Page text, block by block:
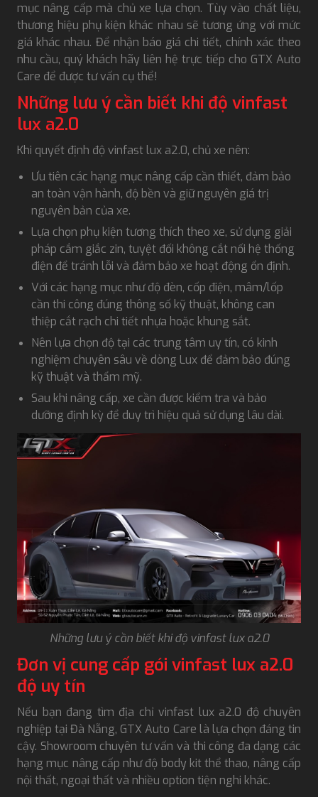
mục nâng cấp mà chủ xe lựa chọn. Tùy vào chất liệu,
thương hiệu phụ kiện khác nhau sẽ tương ứng với mức
giá khác nhau. Để nhận báo giá chi tiết, chính xác theo
nhu cầu, quý khách hãy liên hệ trực tiếp cho GTX Auto
Care để được tư vấn cụ thể!
Những lưu ý cần biết khi độ vinfast
lux a2.0
Khi quyết định độ vinfast lux a2.0, chủ xe nên:
Ưu tiên các hạng mục nâng cấp cần thiết, đảm bảo
an toàn vận hành, độ bền và giữ nguyên giá trị
nguyên bản của xe.
Lựa chọn phụ kiện tương thích theo xe, sử dụng giải
pháp cắm giắc zin, tuyệt đối không cắt nối hệ thống
điện để tránh lỗi và đảm bảo xe hoạt động ổn định.
Với các hạng mục như độ đèn, cốp điện, mâm/lốp
cần thi công đúng thông số kỹ thuật, không can
thiệp cắt rạch chi tiết nhựa hoặc khung sắt.
Nên lựa chọn độ tại các trung tâm uy tín, có kinh
nghiệm chuyên sâu về dòng Lux để đảm bảo đúng
kỹ thuật và thẩm mỹ.
Sau khi nâng cấp, xe cần được kiểm tra và bảo
dưỡng định kỳ để duy trì hiệu quả sử dụng lâu dài.
Những lưu ý cần biết khi độ vinfast lux a2.0
Đơn vị cung cấp gói vinfast lux a2.0
độ uy tín
Nếu bạn đang tìm địa chỉ vinfast lux a2.0 độ chuyên
nghiệp tại Đà Nẵng, GTX Auto Care là lựa chọn đáng tin
cậy. Showroom chuyên tư vấn và thi công đa dạng các
hạng mục nâng cấp như độ body kit thể thao, nâng cấp
nội thất, ngoại thất và nhiều option tiện nghi khác.